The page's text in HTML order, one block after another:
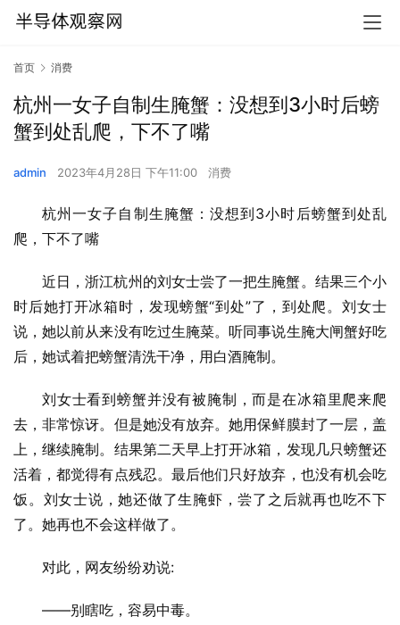
首页 消费
杭州一女子自制生腌蟹：没想到3小时后螃
蟹到处乱爬，下不了嘴
admin 2023年4月28日 下午11:00 消费
杭州一女子自制生腌蟹：没想到3小时后螃蟹到处乱
爬，下不了嘴
近日，浙江杭州的刘女士尝了一把生腌蟹。结果三个小
时后她打开冰箱时，发现螃蟹“到处”了，到处爬。刘女士
说，她以前从来没有吃过生腌菜。听同事说生腌大闸蟹好吃
后，她试着把螃蟹清洗干净，用白酒腌制。
刘女士看到螃蟹并没有被腌制，而是在冰箱里爬来爬
去，非常惊讶。但是她没有放弃。她用保鲜膜封了一层，盖
上，继续腌制。结果第二天早上打开冰箱，发现几只螃蟹还
活着，都觉得有点残忍。最后他们只好放弃，也没有机会吃
饭。刘女士说，她还做了生腌虾，尝了之后就再也吃不下
了。她再也不会这样做了。
对此，网友纷纷劝说:
——别瞎吃，容易中毒。